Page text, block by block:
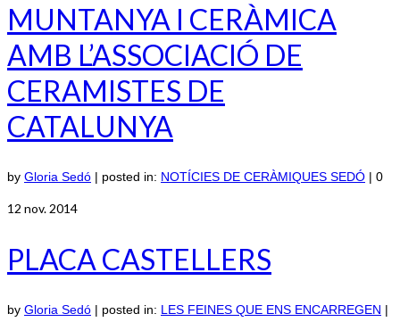
MUNTANYA I CERÀMICA
AMB L’ASSOCIACIÓ DE
CERAMISTES DE
CATALUNYA
by Gloria Sedó | posted in: NOTÍCIES DE CERÀMIQUES SEDÓ | 0
12 nov. 2014
PLACA CASTELLERS
by Gloria Sedó | posted in: LES FEINES QUE ENS ENCARREGEN |